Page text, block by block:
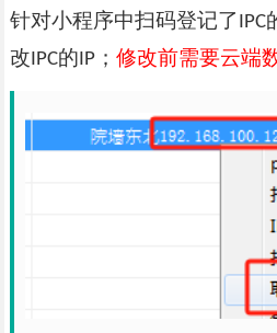
针对小程序中扫码登记了 IPC
改IPC的IP； 修改前需要云端